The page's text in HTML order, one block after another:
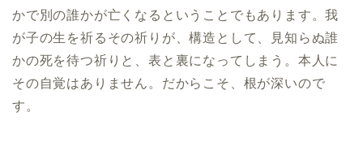
かで別の誰かが亡くなるということでもあります。我
が子の生を祈るその祈りが、構造として、見知らぬ誰
かの死を待つ祈りと、表と裏になってしまう。本人に
その自覚はありません。だからこそ、根が深いので
す。